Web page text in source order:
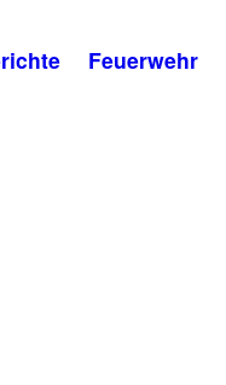
Feuerwehr